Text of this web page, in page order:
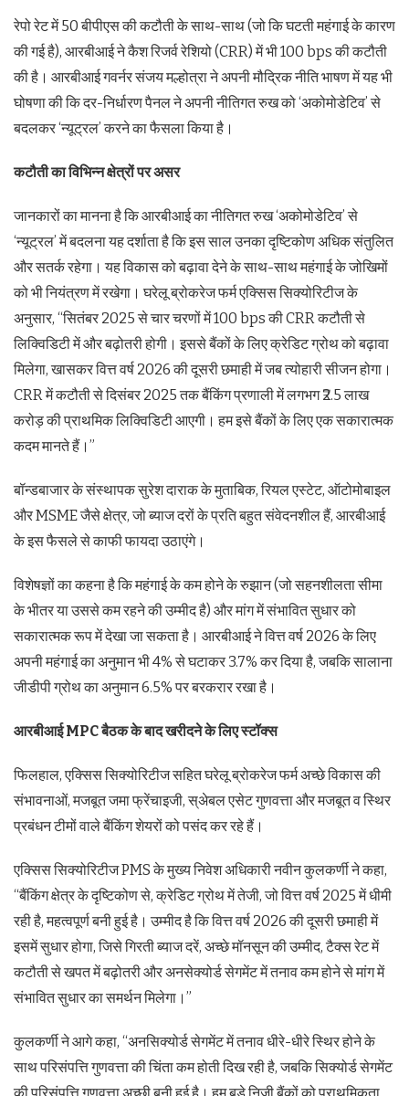
रेपो रेट में 50 बीपीएस की कटौती के साथ-साथ (जो कि घटती महंगाई के कारण
की गई है), आरबीआई ने कैश रिजर्व रेशियो (CRR) में भी 100 bps की कटौती
की है। आरबीआई गवर्नर संजय मल्होत्रा ने अपनी मौद्रिक नीति भाषण में यह भी
घोषणा की कि दर-निर्धारण पैनल ने अपनी नीतिगत रुख को ‘अकोमोडेटिव’ से
बदलकर ‘न्यूट्रल’ करने का फैसला किया है।
कटौती का विभिन्न क्षेत्रों पर असर
जानकारों का मानना है कि आरबीआई का नीतिगत रुख ‘अकोमोडेटिव’ से
‘न्यूट्रल’ में बदलना यह दर्शाता है कि इस साल उनका दृष्टिकोण अधिक संतुलित
और सतर्क रहेगा। यह विकास को बढ़ावा देने के साथ-साथ महंगाई के जोखिमों
को भी नियंत्रण में रखेगा। घरेलू ब्रोकरेज फर्म एक्सिस सिक्योरिटीज के
अनुसार, “सितंबर 2025 से चार चरणों में 100 bps की CRR कटौती से
लिक्विडिटी में और बढ़ोतरी होगी। इससे बैंकों के लिए क्रेडिट ग्रोथ को बढ़ावा
मिलेगा, खासकर वित्त वर्ष 2026 की दूसरी छमाही में जब त्योहारी सीजन होगा।
CRR में कटौती से दिसंबर 2025 तक बैंकिंग प्रणाली में लगभग ₹2.5 लाख
करोड़ की प्राथमिक लिक्विडिटी आएगी। हम इसे बैंकों के लिए एक सकारात्मक
कदम मानते हैं।”
बॉन्डबाजार के संस्थापक सुरेश दाराक के मुताबिक, रियल एस्टेट, ऑटोमोबाइल
और MSME जैसे क्षेत्र, जो ब्याज दरों के प्रति बहुत संवेदनशील हैं, आरबीआई
के इस फैसले से काफी फायदा उठाएंगे।
विशेषज्ञों का कहना है कि महंगाई के कम होने के रुझान (जो सहनशीलता सीमा
के भीतर या उससे कम रहने की उम्मीद है) और मांग में संभावित सुधार को
सकारात्मक रूप में देखा जा सकता है। आरबीआई ने वित्त वर्ष 2026 के लिए
अपनी महंगाई का अनुमान भी 4% से घटाकर 3.7% कर दिया है, जबकि सालाना
जीडीपी ग्रोथ का अनुमान 6.5% पर बरकरार रखा है।
आरबीआई MPC बैठक के बाद खरीदने के लिए स्टॉक्स
फिलहाल, एक्सिस सिक्योरिटीज सहित घरेलू ब्रोकरेज फर्म अच्छे विकास की
संभावनाओं, मजबूत जमा फ्रेंचाइजी, स्अेबल एसेट गुणवत्ता और मजबूत व स्थिर
प्रबंधन टीमों वाले बैंकिंग शेयरों को पसंद कर रहे हैं।
एक्सिस सिक्योरिटीज PMS के मुख्य निवेश अधिकारी नवीन कुलकर्णी ने कहा,
“बैंकिंग क्षेत्र के दृष्टिकोण से, क्रेडिट ग्रोथ में तेजी, जो वित्त वर्ष 2025 में धीमी
रही है, महत्वपूर्ण बनी हुई है। उम्मीद है कि वित्त वर्ष 2026 की दूसरी छमाही में
इसमें सुधार होगा, जिसे गिरती ब्याज दरें, अच्छे मॉनसून की उम्मीद, टैक्स रेट में
कटौती से खपत में बढ़ोतरी और अनसेक्योर्ड सेगमेंट में तनाव कम होने से मांग में
संभावित सुधार का समर्थन मिलेगा।”
कुलकर्णी ने आगे कहा, “अनसिक्योर्ड सेगमेंट में तनाव धीरे-धीरे स्थिर होने के
साथ परिसंपत्ति गुणवत्ता की चिंता कम होती दिख रही है, जबकि सिक्योर्ड सेगमेंट
की परिसंपत्ति गुणवत्ता अच्छी बनी हुई है। हम बड़े निजी बैंकों को प्राथमिकता